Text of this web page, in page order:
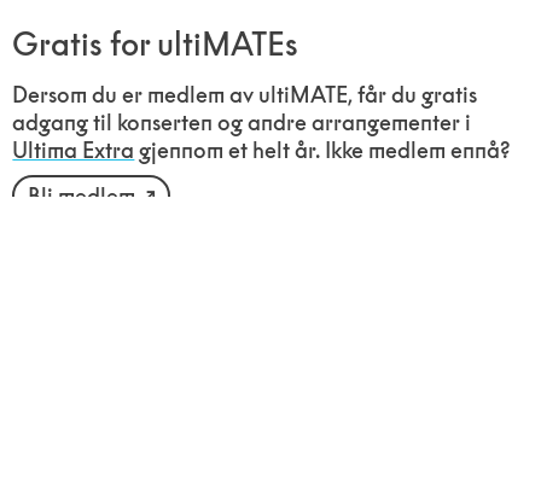
Gratis for ultiMATEs
Dersom du er medlem av ultiMATE, får du gratis
adgang til konserten og andre arrangementer i
Ultima Extra gjennom et helt år. Ikke medlem ennå?
Bli medlem